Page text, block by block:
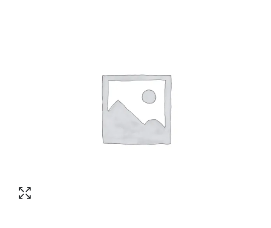
ПЕРЕЗВОНИТЕ МНЕ
Согласен с обработкой персональных
данных в соответствии с
конфиденциальности